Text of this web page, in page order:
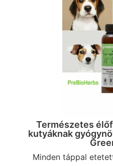
Természetes
kutyáknak
Minden táppal